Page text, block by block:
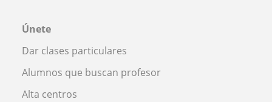
Únete
Dar clases particulares
Alumnos que buscan profesor
Alta centros